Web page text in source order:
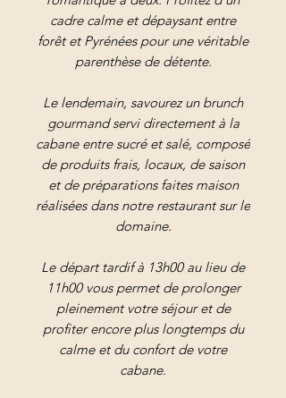
cadre calme et dépaysant entre
forêt et Pyrénées pour une véritable
parenthèse de détente.
Le lendemain, savourez un brunch
gourmand servi directement à la
cabane entre sucré et salé, composé
de produits frais, locaux, de saison
et de préparations faites maison
réalisées dans notre restaurant sur le
domaine.
Le départ tardif à 13h00 au lieu de
11h00 vous permet de prolonger
pleinement votre séjour et de
profiter encore plus longtemps du
calme et du confort de votre
cabane.